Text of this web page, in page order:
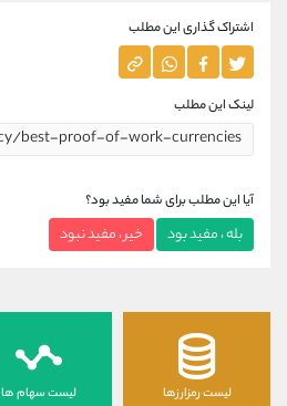
اشتراک گذاری این مطلب
لینک این مطلب
آیا این مطلب برای شما مفید بود؟
بله ، مفید بود خیر ، مفید نبود
لیست رمزارزها لیست سهام ها